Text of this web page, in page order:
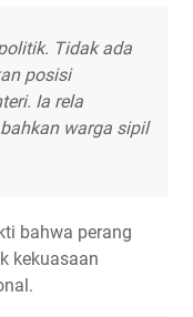
Tidak ada
posisi
Ia rela
warga sipil
bahwa perang
kekuasaan